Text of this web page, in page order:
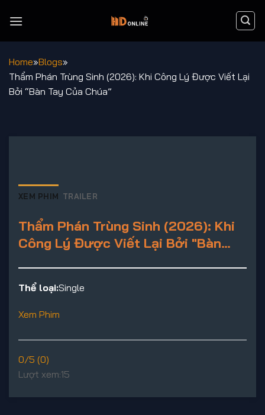
đến
Home»Blogs»
Thẩm Phán Trùng Sinh (2026): Khi Công Lý Được Viết Lại
Bởi “Bàn Tay Của Chúa”
XEM PHIM TRAILER
Thẩm Phán Trùng Sinh (2026): Khi
Công Lý Được Viết Lại Bởi "Bàn
Thể loại:Single
Xem Phim
0/5 (0)
Lượt xem:15